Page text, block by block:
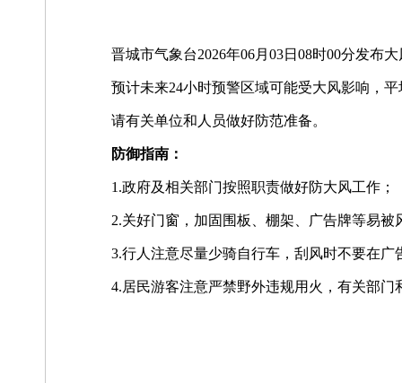
晋城市气象台2026年06月03日08时00分发布
预计未来24小时预警区域可能受大风影响，
请有关单位和人员做好防范准备。
防御指南：
1.政府及相关部门按照职责做好防大风工作；
2.关好门窗，加固围板、棚架、广告牌等易
3.行人注意尽量少骑自行车，刮风时不要在
4.居民游客注意严禁野外违规用火，有关部